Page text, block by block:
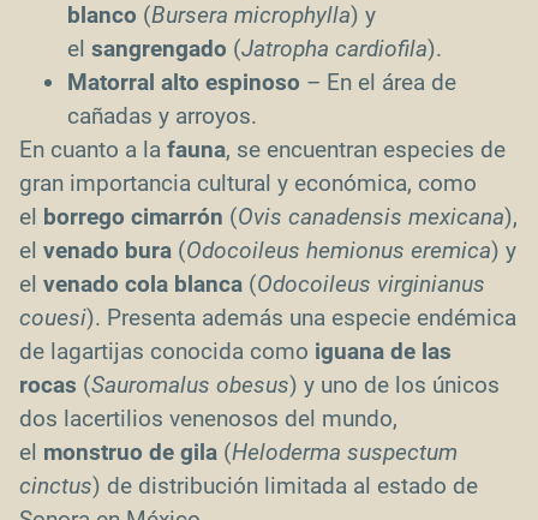
blanco (Bursera microphylla) y
el sangrengado (Jatropha cardiofila).
Matorral alto espinoso – En el área de
cañadas y arroyos.
En cuanto a la fauna, se encuentran especies de
gran importancia cultural y económica, como
el borrego cimarrón (Ovis canadensis mexicana),
el venado bura (Odocoileus hemionus eremica) y
el venado cola blanca (Odocoileus virginianus
couesi). Presenta además una especie endémica
de lagartijas conocida como iguana de las
rocas (Sauromalus obesus) y uno de los únicos
dos lacertilios venenosos del mundo,
el monstruo de gila (Heloderma suspectum
cinctus) de distribución limitada al estado de